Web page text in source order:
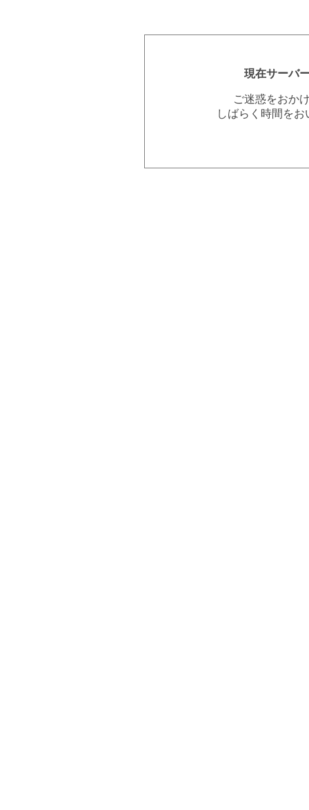
現在サーバ
ご迷惑をおか
しばらく時間を